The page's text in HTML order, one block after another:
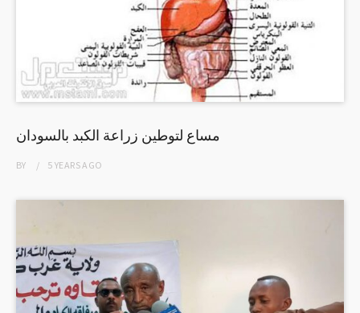
مساع لتوطين زراعة الكبد بالسودان
BY 5 YEARSAGO